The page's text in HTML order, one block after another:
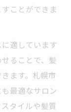
ことができま
適しています
ることで、髪
ます。札幌市
最適なサロン
タイルや髪質